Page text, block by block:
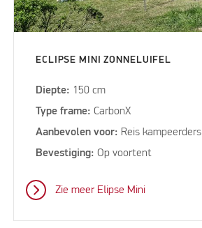
ECLIPSE MINI ZONNELUIFEL
Diepte: 150 cm
Type frame:CarbonX
Aanbevolen voor: Reis kampeerders
Bevestiging:Op voortent
Zie meer Elipse Mini